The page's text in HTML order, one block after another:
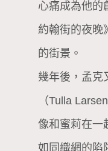
心痛成為他的
約翰街的夜晚
的街景。
幾年後，孟克
（Tulla
像和蜜莉在一
如同織網的陷